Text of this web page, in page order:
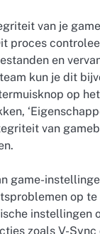
van je
proces
en
kun je dit
op
van
game-
op te
instellingen
zoals V-